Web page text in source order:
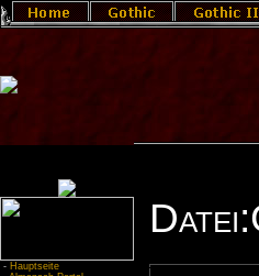
- Hauptseite